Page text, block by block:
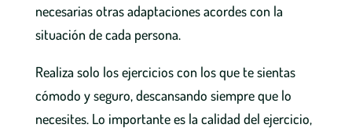
necesarias otras adaptaciones acordes con la
situación de cada persona.
Realiza solo los ejercicios con los que te sientas
cómodo y seguro, descansando siempre que lo
necesites. Lo importante es la calidad del ejercicio,